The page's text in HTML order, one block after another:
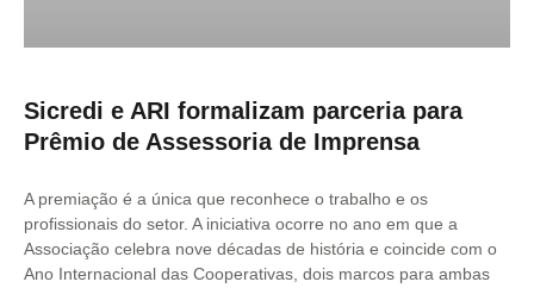
Sicredi e ARI formalizam parceria para
Prêmio de Assessoria de Imprensa
A premiação é a única que reconhece o trabalho e os
profissionais do setor. A iniciativa ocorre no ano em que a
Associação celebra nove décadas de história e coincide com o
Ano Internacional das Cooperativas, dois marcos para ambas